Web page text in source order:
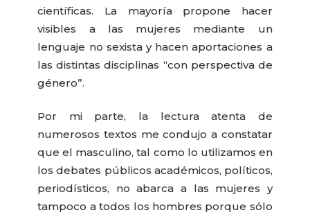
científicas. La mayoría propone hacer
visibles a las mujeres mediante un
lenguaje no sexista y hacen aportaciones a
las distintas disciplinas “con perspectiva de
género”.
Por mi parte, la lectura atenta de
numerosos textos me condujo a constatar
que el masculino, tal como lo utilizamos en
los debates públicos académicos, políticos,
periodísticos, no abarca a las mujeres y
tampoco a todos los hombres porque sólo